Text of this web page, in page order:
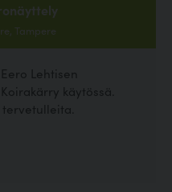
Tampere
Lehtisen
käytössä.